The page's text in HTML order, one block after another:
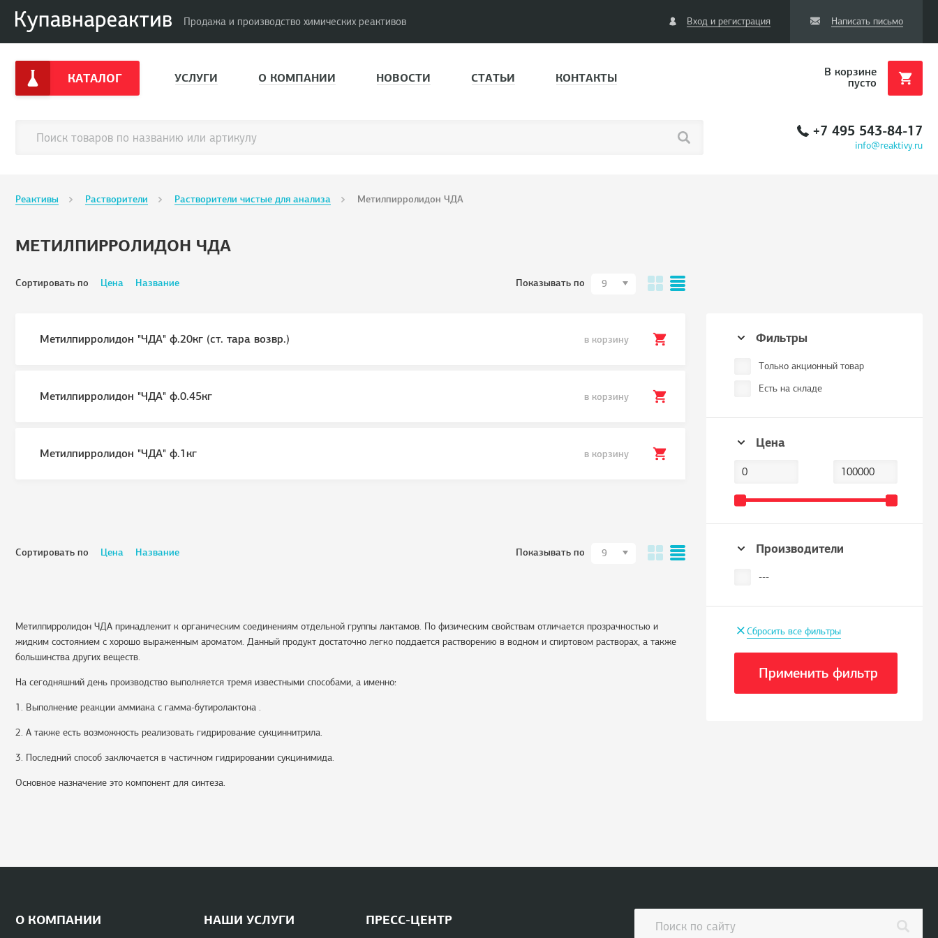
Продажа и производство химических реактивов Написать письмо
Вход и регистрация
КАТАЛОГ УСЛУГИ О КОМПАНИИ НОВОСТИ СТАТЬИ КОНТАКТЫ
В корзине
пусто
+7 495 543-84-17
info@reaktivy.ru
Реактивы Растворители Растворители чистые для анализа Метилпирролидон ЧДА
МЕТИЛПИРРОЛИДОН ЧДА
Сортировать по Цена Название Показывать по 9
Метилпирролидон "ЧДА" ф.20кг (ст. тара возвр.) в корзину
Метилпирролидон "ЧДА" ф.0.45кг в корзину
Метилпирролидон "ЧДА" ф.1кг в корзину
Сортировать по Цена Название Показывать по 9
Метилпирролидон ЧДА принадлежит к органическим соединениям отдельной группы лактамов. По физическим свойствам отличается прозрачностью и
жидким состоянием с хорошо выраженным ароматом. Данный продукт достаточно легко поддается растворению в водном и спиртовом растворах, а также
большинства других веществ.
На сегодняшний день производство выполняется тремя известными способами, а именно:
1. Выполнение реакции аммиака с гамма-бутиролактона .
2. А также есть возможность реализовать гидрирование сукциннитрила.
3. Последний способ заключается в частичном гидрировании сукцинимида.
Основное назначение это компонент для синтеза.
Фильтры
Только акционный товар
Есть на складе
Цена
Производители
---
+Сбросить все фильтры
Применить фильтр
О КОМПАНИИ НАШИ УСЛУГИ ПРЕСС-ЦЕНТР